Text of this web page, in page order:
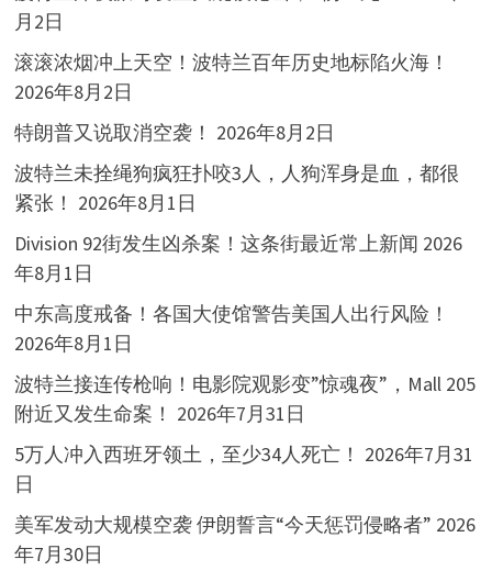
月2日
滚滚浓烟冲上天空！波特兰百年历史地标陷火海！
2026年8月2日
特朗普又说取消空袭！ 2026年8月2日
波特兰未拴绳狗疯狂扑咬3人，人狗浑身是血，都很
紧张！ 2026年8月1日
Division 92街发生凶杀案！这条街最近常上新闻 2026
年8月1日
中东高度戒备！各国大使馆警告美国人出行风险！
2026年8月1日
波特兰接连传枪响！电影院观影变”惊魂夜”，Mall 205
附近又发生命案！ 2026年7月31日
5万人冲入西班牙领土，至少34人死亡！ 2026年7月31
日
美军发动大规模空袭 伊朗誓言“今天惩罚侵略者” 2026
年7月30日